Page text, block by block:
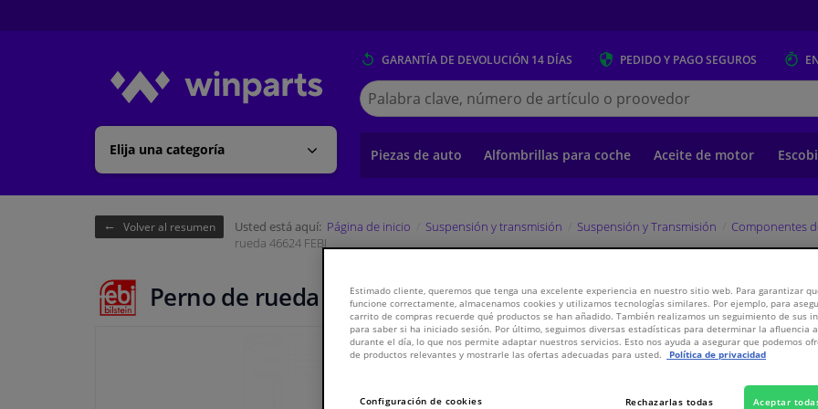
Elija una categoría
GARANTÍA DE DEVOLUCIÓN 14 DÍAS PEDIDO Y PAGOSEGUROS
Buscar
en
Winparts.es
Piezas de auto Alfombrillas para coche Aceite de motor
Volver al resumen Usted está aquí: Página de inicio Suspensión y transmisión Suspensión y Transmisión Componentes
rueda 46624 FEBI
Perno de rueda 46624 FEBI
1,68€
Ver
Estimado cliente, queremos que tenga una excelente experiencia en nuestro sitio web. Para garantizar
funcione correctamente, almacenamos cookies y utilizamos tecnologías similares. Por ejemplo, para
carrito de compras recuerde qué productos se han añadido. También realizamos un seguimiento de sus
para saber si ha iniciado sesión. Por último, seguimos diversas estadísticas para determinar la afluencia
durante el día, lo que nos permite adaptar nuestros servicios. Esto nos ayuda a asegurar que podemos
de productos relevantes y mostrarle las ofertas adecuadas para usted.
Política de privacidad
Configuración de cookies Rechazarlas todas Aceptar